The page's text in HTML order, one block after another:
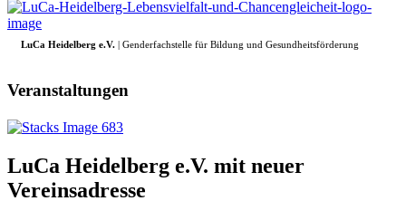
LuCa Heidelberg e.V. | Genderfachstelle für Bildung und Gesundheitsförderung
Veranstaltungen
LuCa Heidelberg e.V. mit neuer
Vereinsadresse